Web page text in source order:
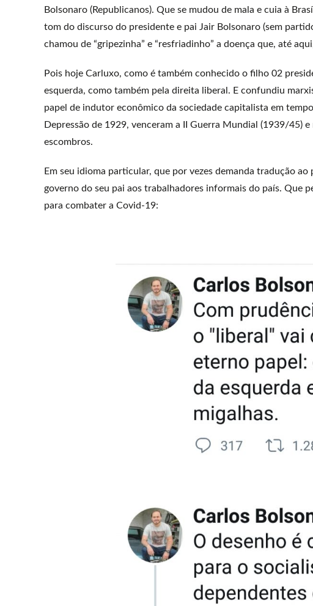
Bolsonaro (Republicanos). Que se mudou de mala e cuia à
tom do discurso do presidente e pai Jair Bolsonaro (sem
chamou de “gripezinha” e “resfriadinho” a doença que, até
Pois hoje Carluxo, como é também conhecido o filho 02
esquerda, como também pela direita liberal. E confundiu
papel de indutor econômico da sociedade capitalista em
Depressão de 1929, venceram a II Guerra Mundial (1939/45)
escombros.
Em seu idioma particular, que por vezes demanda tradução
governo do seu pai aos trabalhadores informais do país. Que
para combater a Covid-19: